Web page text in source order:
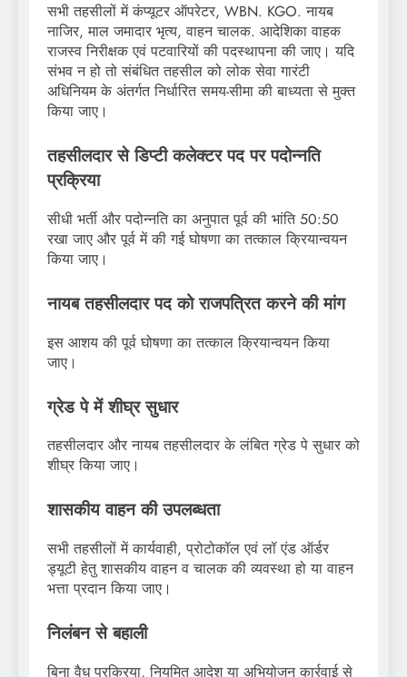
सभी तहसीलों में कंप्यूटर ऑपरेटर, WBN. KGO. नायब
नाजिर, माल जमादार भृत्य, वाहन चालक. आदेशिका वाहक
राजस्व निरीक्षक एवं पटवारियों की पदस्थापना की जाए। यदि
संभव न हो तो संबंधित तहसील को लोक सेवा गारंटी
अधिनियम के अंतर्गत निर्धारित समय-सीमा की बाध्यता से मुक्त
किया जाए।
तहसीलदार से डिप्टी कलेक्टर पद पर पदोन्नति
प्रक्रिया
सीधी भर्ती और पदोन्नति का अनुपात पूर्व की भांति 50:50
रखा जाए और पूर्व में की गई घोषणा का तत्काल क्रियान्वयन
किया जाए।
नायब तहसीलदार पद को राजपत्रित करने की मांग
इस आशय की पूर्व घोषणा का तत्काल क्रियान्वयन किया
जाए।
ग्रेड पे में शीघ्र सुधार
तहसीलदार और नायब तहसीलदार के लंबित ग्रेड पे सुधार को
शीघ्र किया जाए।
शासकीय वाहन की उपलब्धता
सभी तहसीलों में कार्यवाही, प्रोटोकॉल एवं लॉ एंड ऑर्डर
ड्यूटी हेतु शासकीय वाहन व चालक की व्यवस्था हो या वाहन
भत्ता प्रदान किया जाए।
निलंबन से बहाली
बिना वैध प्रक्रिया, नियमित आदेश या अभियोजन कार्रवाई से